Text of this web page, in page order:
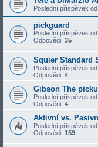
Poslední příspěvek od
pickguard
Poslední příspěvek od
Odpovědi: 35
Squier Standard
Poslední příspěvek od
Odpovědi: 4
Gibson The
Poslední příspěvek od
Odpovědi: 4
Aktivní vs.
Poslední příspěvek od
Odpovědi: 159